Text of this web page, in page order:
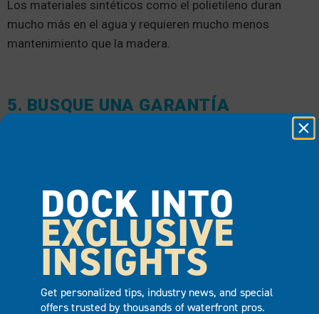
Los materiales sintéticos como el polietileno duran
mucho más en el agua y requieren mucho menos
mantenimiento que la madera.
5. BUSQUE UNA GARANTÍA
completas que otras. Lea atentamente la letra pequeña
de cada garantía para asegurarse de que cubre todo lo
que desea. Algunas garantías sólo cubren la reparación
o sustitución del muelle hasta su valor actual. Otras
cubren la reparación o sustitución en función del coste
del muelle en el momento de la compra.
DOCK INTO
EXCLUSIVE
INSIGHTS
Get personalized tips, industry news, and special
offers trusted by thousands of waterfront pros.